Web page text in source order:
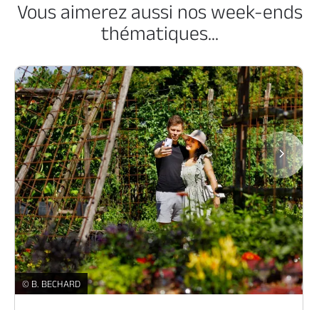
Vous aimerez aussi nos week-ends
thématiques...
En amoureux -
© B. BECHARD